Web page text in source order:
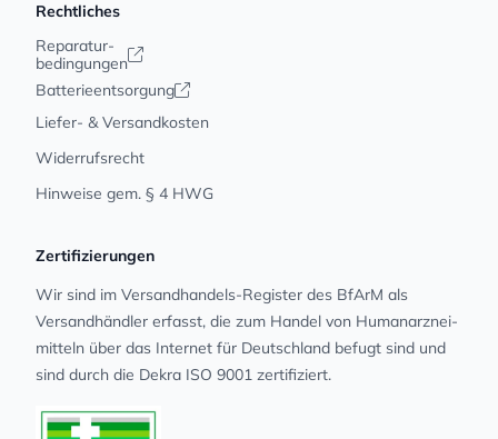
Rechtliches
Reparatur-
bedingungen
Batterieentsorgung
Liefer- & Versandkosten
Widerrufsrecht
Hinweise gem. § 4 HWG
Zertifizierungen
Wir sind im Versandhandels-Register des BfArM als
Versandhändler erfasst, die zum Handel von Human­arz­nei­
mit­teln über das Internet für Deutschland befugt sind und
sind durch die Dekra ISO 9001 zertifiziert.